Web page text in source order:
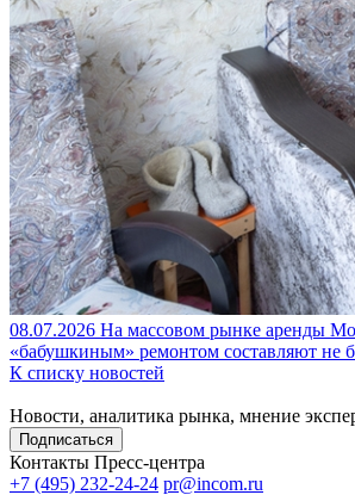
08.07.2026 На массовом рынке аренды
«бабушкиным» ремонтом составляют не
К списку новостей
Новости, аналитика рынка, мнение
Подписаться
Контакты Пресс-центра
+7 (495) 232-24-24 pr@incom.ru